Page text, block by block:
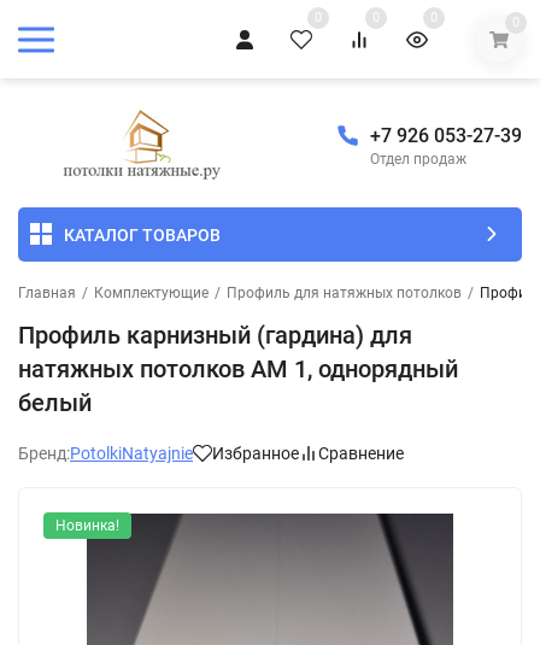
0 0 0 0
+7 926 053-27-39
Отдел продаж
КАТАЛОГ ТОВАРОВ
Главная / Комплектующие / Профиль для натяжных потолков /
Профиль карнизный (гардина) для
натяжных потолков АМ 1, однорядный
белый
Бренд:PotolkiNatyajnie Избранное Сравнение
Новинка!